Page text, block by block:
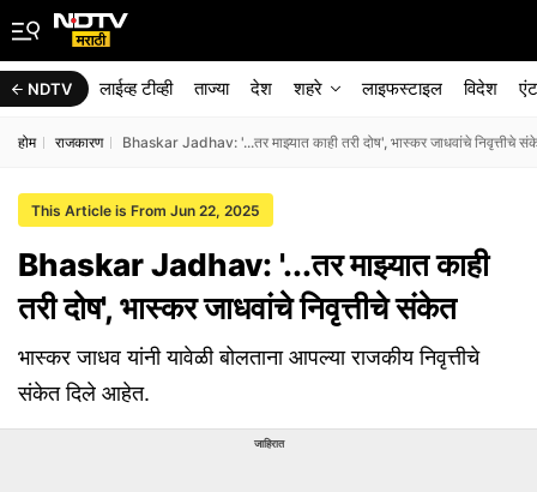
NDTV लाईव्ह टीव्ही ताज्या देश शहरे लाइफस्टाइल विदेश
होम राजकारण Bhaskar Jadhav: '...तर माझ्यात काही तरी दोष', भास्कर जाधवांचे निवृत्तीचे
This Article is From Jun 22, 2025
Bhaskar Jadhav: '...तर माझ्यात काही
तरी दोष', भास्कर जाधवांचे निवृत्तीचे संकेत
भास्कर जाधव यांनी यावेळी बोलताना आपल्या राजकीय निवृत्तीचे
संकेत दिले आहेत.
जाहिरात